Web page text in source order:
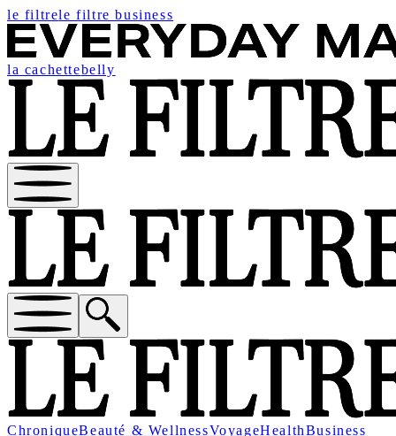
le filtrele filtre business
la cachettebelly
ChroniqueBeauté & WellnessVoyageHealthBusiness